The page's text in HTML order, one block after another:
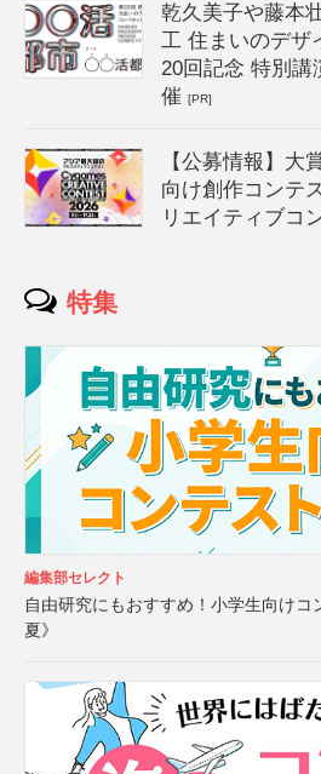
乾久美子や藤本
工 住まいのデザ
20回記念 特別講
催[PR]
【公募情報】大
向け創作コンテ
リエイティブコ
特集
編集部セレクト
自由研究にもおすすめ！小学生向けコ
夏》